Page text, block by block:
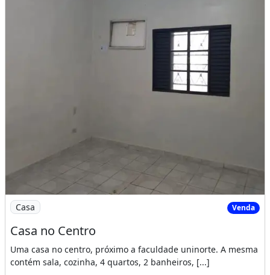
Imagem: Casa no Centro
Casa Venda
Casa no Centro
Uma casa no centro, próximo a faculdade uninorte. A mesma
contém sala, cozinha, 4 quartos, 2 banheiros, [...]